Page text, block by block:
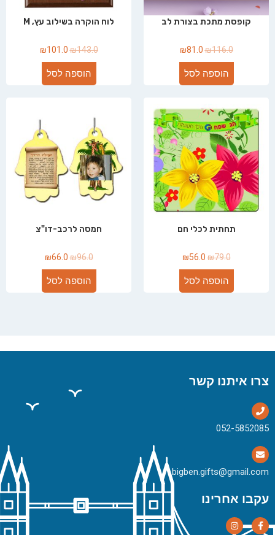
קופסת מתכת בצורת לב
₪116.0
₪81.0
הוספה לסל
לוח הוקרה בשילוב עץ, M
₪143.0
₪101.0
הוספה לסל
תחתית לכלי חם
₪79.0
₪56.0
הוספה לסל
חמסה לרכב-דו"צ
₪96.0
₪66.0
הוספה לסל
צרו איתנו קשר
bigben.gifts@gmail.com
עקבו אחרינו